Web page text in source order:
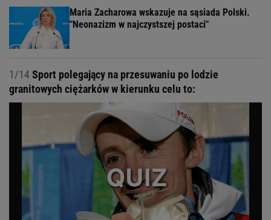
Maria Zacharowa wskazuje na sąsiada Polski.
"Neonazizm w najczystszej postaci"
1/14Sport polegający na przesuwaniu po lodzie
granitowych ciężarków w kierunku celu to: